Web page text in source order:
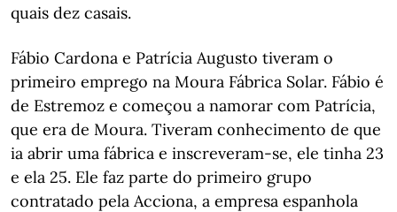
quais dez casais.
Fábio Cardona e Patrícia Augusto tiveram o
primeiro emprego na Moura Fábrica Solar. Fábio é
de Estremoz e começou a namorar com Patrícia,
que era de Moura. Tiveram conhecimento de que
ia abrir uma fábrica e inscreveram-se, ele tinha 23
e ela 25. Ele faz parte do primeiro grupo
contratado pela Acciona, a empresa espanhola